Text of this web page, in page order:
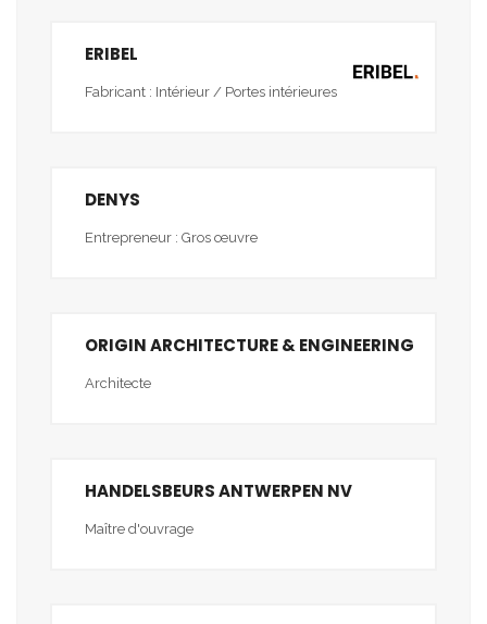
ERIBEL
Fabricant : Intérieur / Portes intérieures
DENYS
Entrepreneur : Gros œuvre
ORIGIN ARCHITECTURE & ENGINEERING
Architecte
HANDELSBEURS ANTWERPEN NV
Maître d'ouvrage